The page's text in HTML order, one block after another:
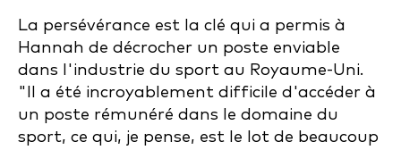
La persévérance est la clé qui a permis à
Hannah de décrocher un poste enviable
dans l'industrie du sport au Royaume-Uni.
"Il a été incroyablement difficile d'accéder à
un poste rémunéré dans le domaine du
sport, ce qui, je pense, est le lot de beaucoup